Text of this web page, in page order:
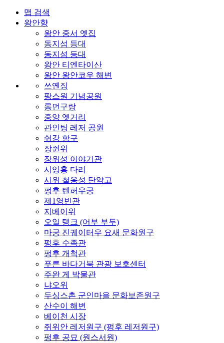
맵 검색
왕안향
왕안 중서 옛집
동지섬 등대
동지섬 등대
왕안 티엔타이산
왕안 왕안코우 해변
쓰옌징
팡스원 기념공원
롱먼구랑
중양 옛거리
관인팅 레저 공원
숴강 항구
장쥔위
장위성 이야기관
시잉홍 다리
시위 철옹성 탄약고
펑후 텐허우궁
제1영빈관
지베이위
오일 탱크 (어부 부두)
마궁 진궤이터우 요새 문화원구
펑후 수족관
펑후 개척관
푸른 바다거북 관광 보호센터
주완 게 박물관
냐오위
두싱스촌 군인마을 문화보존원구
산수이 해변
베이천 시장
쥐위안 레저원구 (펑후 레저원구)
펑후 공묘 (원스서원)